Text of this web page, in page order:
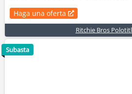
Haga una oferta
Ritchie Bros
Subasta